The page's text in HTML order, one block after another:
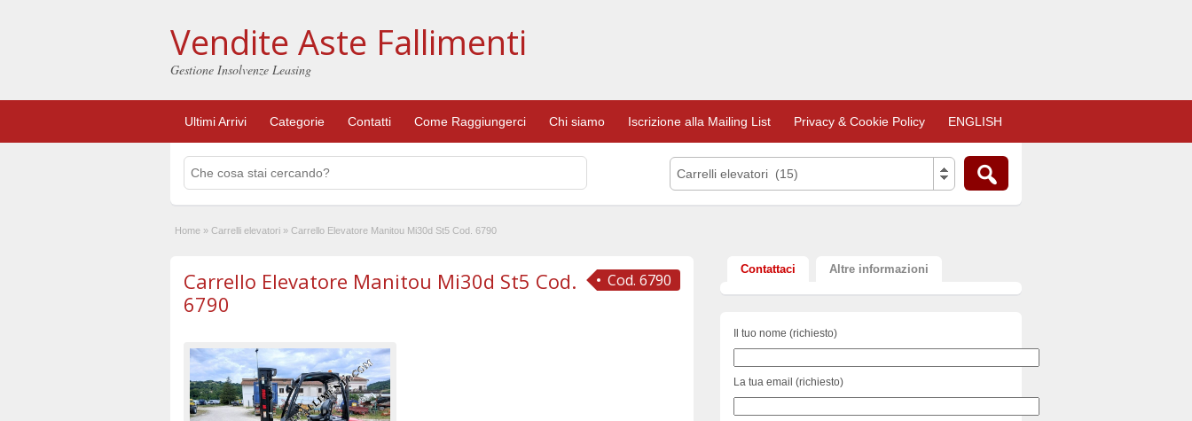
Vendite Aste Fallimenti
Gestione Insolvenze Leasing
Ultimi Arrivi Categorie Contatti Come Raggiungerci Chi siamo Iscrizione alla Mailing List Privacy & Cookie Policy ENGLISH
Carrelli elevatori (15)
Home » Carrelli elevatori » Carrello Elevatore Manitou Mi30d St5 Cod. 6790
Cod. 6790
Carrello Elevatore Manitou Mi30d St5 Cod.
6790
Contattaci Altre informazioni
Il tuo nome (richiesto)
La tua email (richiesto)